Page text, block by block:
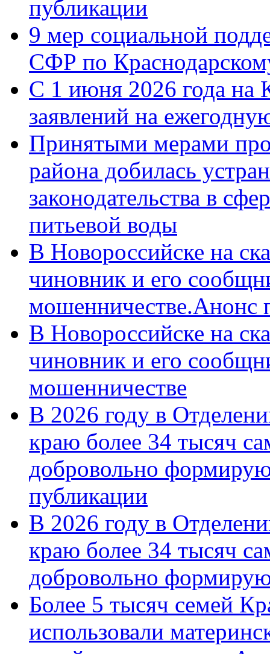
публикации
9 мер социальной
СФР по
С 1 июня 2026 года на
заявлений на
Принятыми мерами
района добилась
законодательства в
питьевой воды
В Новороссийске на
чиновник и его
мошенничестве.Анонс
В Новороссийске на
чиновник и его
мошенничестве
В 2026 году в
краю более 34 тысяч
добровольно
публикации
В 2026 году в
краю более 34 тысяч
добровольно
Более 5 тысяч семей
использовали